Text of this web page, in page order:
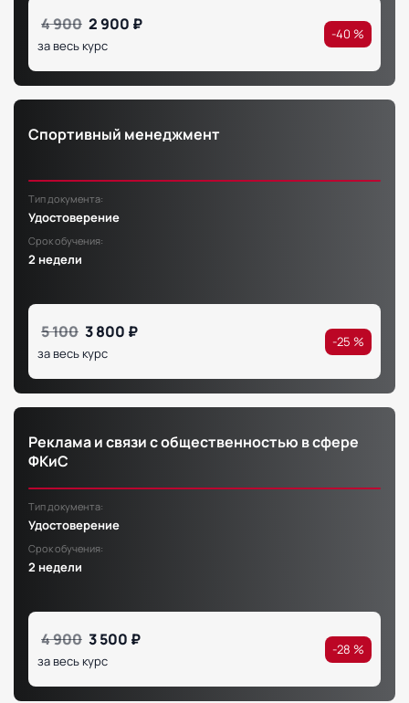
4 900 2 900 ₽
за весь курс
-40 %
Спортивный менеджмент
Тип документа:
Удостоверение
Срок обучения:
2 недели
5 100 3 800 ₽
за весь курс
-25 %
Реклама и связи с общественностью в сфере
ФКиС
Тип документа:
Удостоверение
Срок обучения:
2 недели
4 900 3 500 ₽
за весь курс
-28 %